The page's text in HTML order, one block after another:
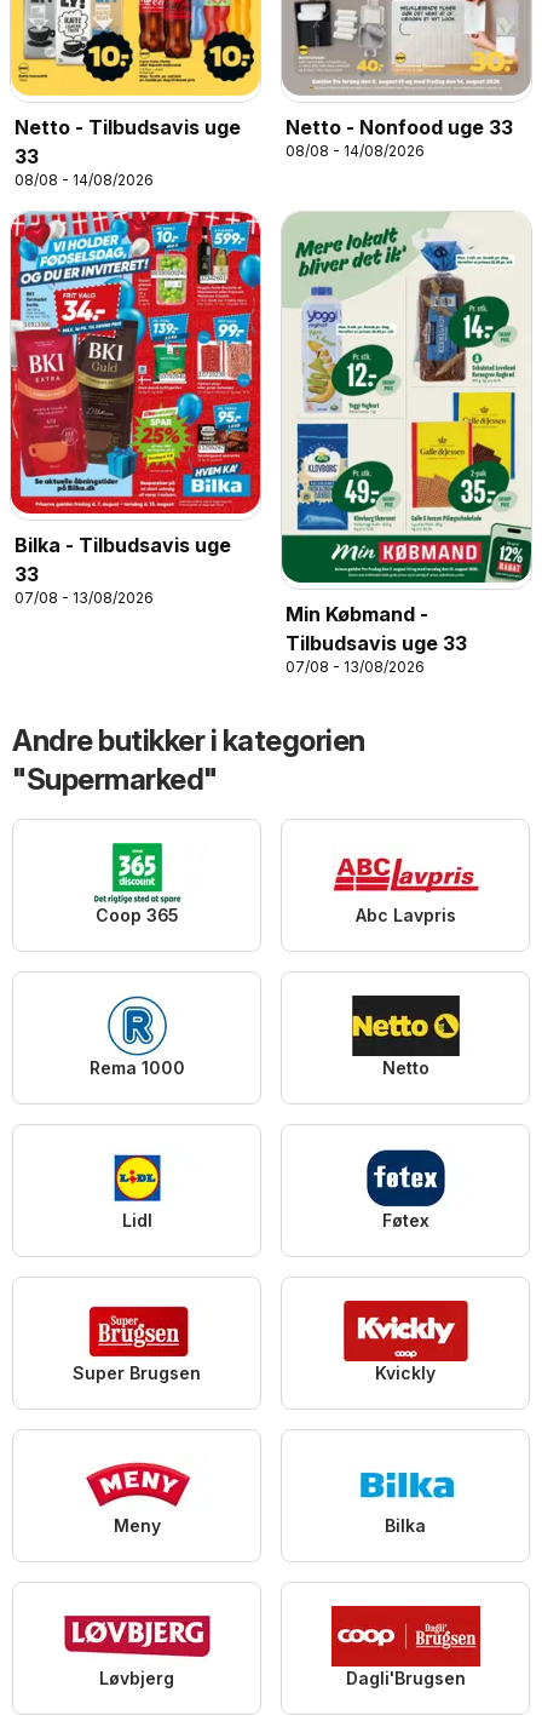
Netto - Tilbudsavis uge
33
08/08 - 14/08/2026
Netto - Nonfood uge 33
08/08 - 14/08/2026
Bilka - Tilbudsavis uge
33
07/08 - 13/08/2026
Min Købmand -
Tilbudsavis uge 33
07/08 - 13/08/2026
Andre butikker i kategorien
"Supermarked"
Coop 365 Abc Lavpris
Rema 1000 Netto
Lidl Føtex
Super Brugsen Kvickly
Meny Bilka
Løvbjerg Dagli'Brugsen